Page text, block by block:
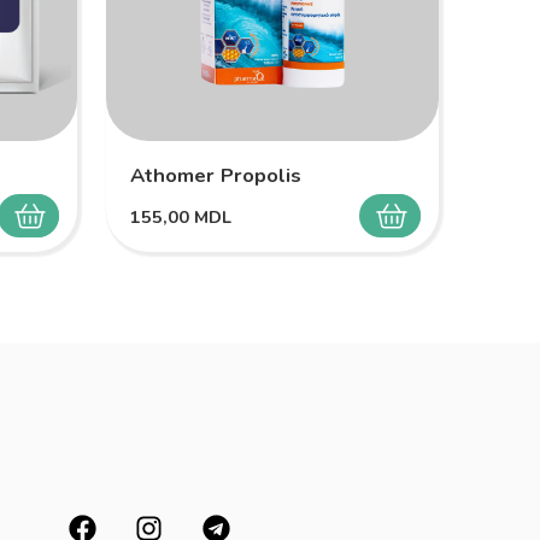
SELECTEAZĂ SELECTEAZĂ
Athomer Propolis
155,00 MDL